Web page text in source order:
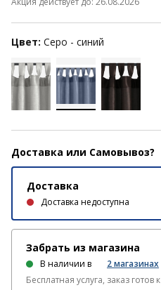
Цвет: Серо - синий
Доставка или Самовывоз?
Доставка
Доставка недоступна
Забрать из магазина
В наличии в 2магазинах
Бесплатная услуга, заказ